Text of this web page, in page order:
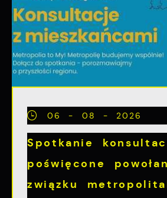
06 - 08 - 2026
Spotkanie
poświęcone
związku